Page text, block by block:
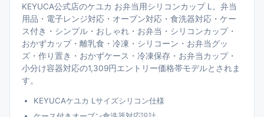
KEYUCA公式店のケユカ お弁当用シリコンカップ L。弁当
用品・電子レンジ対応・オーブン対応・食洗器対応・ケー
ス付き・シンプル・おしゃれ・お弁当・シリコンカップ・
おかずカップ・離乳食・冷凍・シリコーン・お弁当グッ
ズ・作り置き・おかずケース・冷凍保存・お弁当カップ・
小分け容器対応の1,309円エントリー価格帯モデルとされま
す。
KEYUCAケユカ Lサイズシリコン仕様